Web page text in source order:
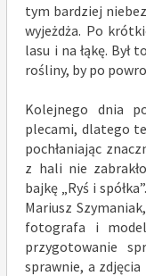
tym bardziej
wyjeżdża. Po
lasu i na łąkę. Był
rośliny, by po
Kolejnego dnia
plecami, dlatego
pochłaniając
z hali nie
bajkę „Ryś i
Mariusz
fotografa i
przygotowanie
sprawnie, a